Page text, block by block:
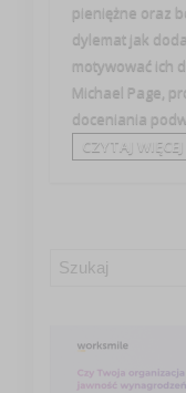
pieniężne oraz
dylemat jak
motywować ich
Michael Page,
doceniania
CZYTAJ